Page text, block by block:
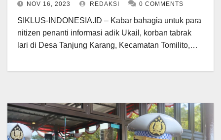
NOV 16, 2023 REDAKSI 0 COMMENTS
SIKLUS-INDONESIA.ID – Kabar bahagia untuk para
nitizen penanti informasi adik Ukail, korban tabrak
lari di Desa Tanjung Karang, Kecamatan Tomilito,…